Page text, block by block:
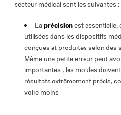
secteur médical sont les suivantes :
Laprécisionest essentielle,
utilisées dans les dispositifs
conçues et produites selon des
Même une petite erreur peut
importantes ; les moules
résultats extrêmement précis,
voire moins